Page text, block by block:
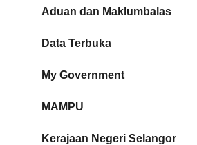
Aduan dan Maklumbalas
Data Terbuka
My Government
MAMPU
Kerajaan Negeri Selangor